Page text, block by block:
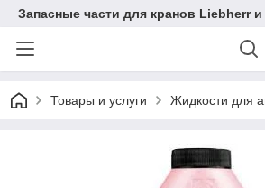
Запасные части для кранов Liebherr и
Товары и услуги Жидкости для